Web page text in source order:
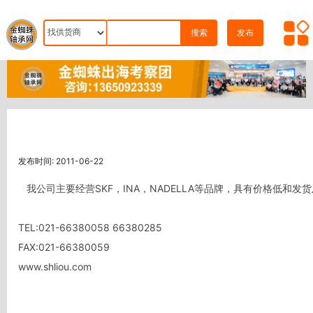
搜索 发布
发布时间: 2011-06-22
TEL:021-66380058 66380285
FAX:021-66380059
www.shliou.com